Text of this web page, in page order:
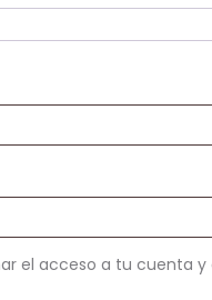
el acceso a tu cuenta